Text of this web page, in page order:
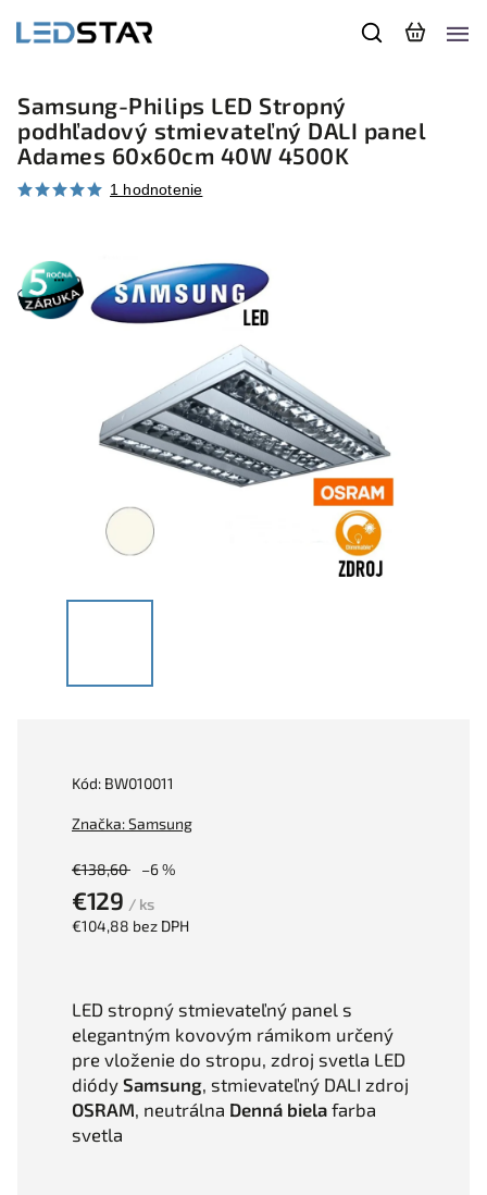
Samsung-Philips LED Stropný
podhľadový stmievateľný DALI panel
Adames 60x60cm 40W 4500K
1 hodnotenie
5 rokov
záruka
Kód: BW010011
Značka:Samsung
€138,60 –6 %
€129 / ks
€104,88 bez DPH
LED stropný stmievateľný panel s
elegantným kovovým rámikom určený
pre vloženie do stropu, zdroj svetla LED
diódy Samsung , stmievateľný DALI zdroj
OSRAM , neutrálna Denná biela farba
svetla